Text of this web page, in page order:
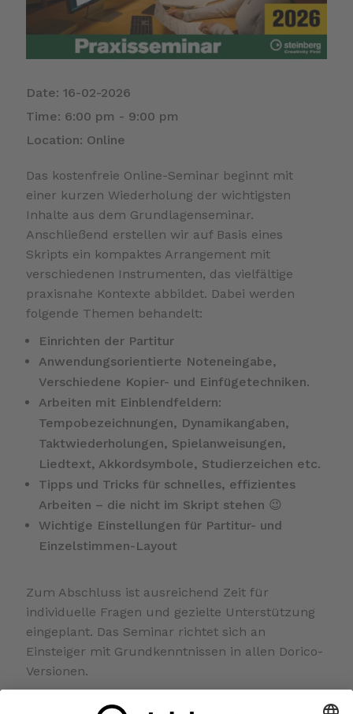
Date: 16-02-2026
Time: 6:00 pm - 9:00 pm
Location: Online
Das kostenfreie Online-Seminar beginnt mit
einer kurzen Wiederholung der wichtigsten
Inhalte aus dem Grundlagenseminar.
Anschließend erstellen wir auf Basis eines
Skripts ein kompaktes Arrangement mit
verschiedenen Instrumenten, das vielfältige
praxisnahe Kontexte abbildet. Dabei werden
folgende Themen behandelt:
Einrichten der Partitur
Anwendungsorientierte Noteneingabe,
Verschiedene Kopier- und Einfügetechniken.
Arbeiten mit Einblendfeldern:
Tempobezeichnungen, Dynamikangaben,
Taktwiederholungen, Spielanweisungen,
Liedtext, Akkordsymbole, Studierzeichen etc.
Tipps und Tricks für schnelles, effizientes
Arbeiten – die nicht im Skript stehen 😉
Wichtige Einstellungen für Partitur- und
Einzelstimmen-Layout
Zum Abschluss ist ausreichend Zeit für
individuelle Fragen und gezielte Unterstützung
eingeplant. Das Seminar richtet sich an
Einsteiger mit Grundkenntnissen in allen Dorico-
Versionen.